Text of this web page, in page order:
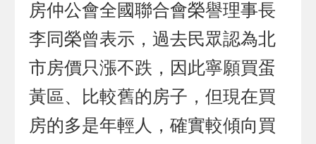
房仲公會全國聯合會榮譽理事長
李同榮曾表示，過去民眾認為北
市房價只漲不跌，因此寧願買蛋
黃區、比較舊的房子，但現在買
房的多是年輕人，確實較傾向買